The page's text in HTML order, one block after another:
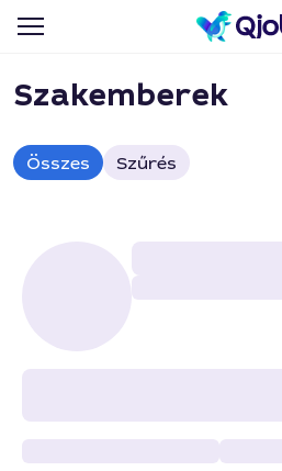
Szakemberek
Összes Szűrés